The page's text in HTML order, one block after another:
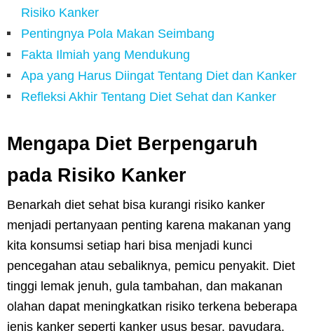
Risiko Kanker
Pentingnya Pola Makan Seimbang
Fakta Ilmiah yang Mendukung
Apa yang Harus Diingat Tentang Diet dan Kanker
Refleksi Akhir Tentang Diet Sehat dan Kanker
Mengapa Diet Berpengaruh
pada Risiko Kanker
Benarkah diet sehat bisa kurangi risiko kanker
menjadi pertanyaan penting karena makanan yang
kita konsumsi setiap hari bisa menjadi kunci
pencegahan atau sebaliknya, pemicu penyakit. Diet
tinggi lemak jenuh, gula tambahan, dan makanan
olahan dapat meningkatkan risiko terkena beberapa
jenis kanker seperti kanker usus besar, payudara,